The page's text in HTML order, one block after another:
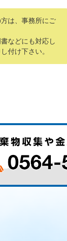
は、事務所にご
などにも対応し
付け下さい。